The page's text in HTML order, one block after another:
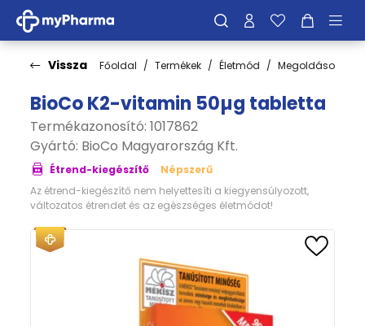
Vissza Főoldal Termékek Életmód Megoldások
BioCo K2-vitamin 50µg tabletta
Termékazonosító: 1017862
Gyártó: BioCo Magyarország Kft.
Étrend-kiegészítő
Népszerű
Az étrend-kiegészítő nem helyettesíti a kiegyensúlyozott,
változatos étrendet és az egészséges életmódot!